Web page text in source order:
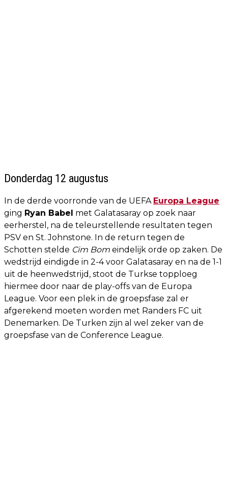
Donderdag 12 augustus
In de derde voorronde van de UEFA Europa League
ging Ryan Babel met Galatasaray op zoek naar
eerherstel, na de teleurstellende resultaten tegen
PSV en St. Johnstone. In de return tegen de
Schotten stelde Cim Bom eindelijk orde op zaken. De
wedstrijd eindigde in 2-4 voor Galatasaray en na de 1-1
uit de heenwedstrijd, stoot de Turkse topploeg
hiermee door naar de play-offs van de Europa
League. Voor een plek in de groepsfase zal er
afgerekend moeten worden met Randers FC uit
Denemarken. De Turken zijn al wel zeker van de
groepsfase van de Conference League.